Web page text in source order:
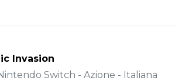
Invasion
Switch - Azione - Italiana